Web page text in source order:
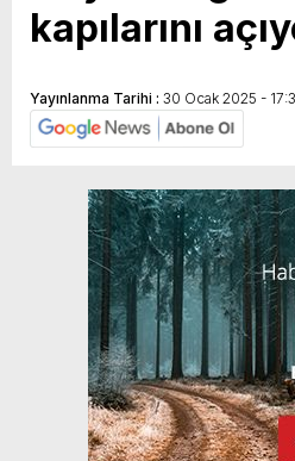
kapılarını
Yayınlanma Tarihi : 30 Ocak 2025 -